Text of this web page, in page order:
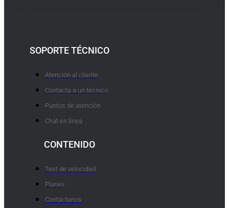
SOPORTE TÉCNICO
Atención al cliente
Contacta a un técnico
Puntos de atención
Chat en línea
CONTENIDO
Test de velocidad
Planes
Contáctanos